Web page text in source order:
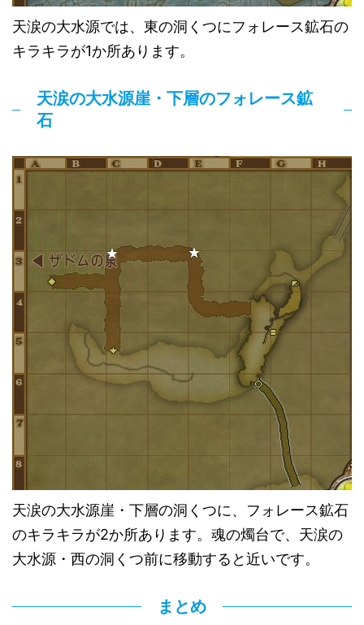
天涙の大水源では、東の洞くつにフォレース鉱石の
キラキラが1か所あります。
天涙の大水源崖・下層のフォレース鉱
石
天涙の大水源崖・下層の洞くつに、フォレース鉱石
のキラキラが2か所あります。魂の燭台で、天涙の
大水源・西の洞くつ前に移動すると近いです。
まとめ